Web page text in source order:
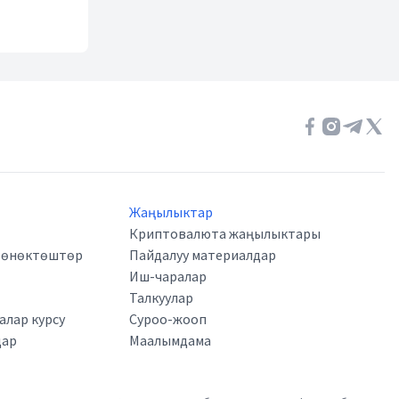
өнөктөштөр
курсу
Жаңылыктар
Криптовалюта жаңылыктары
Пайдалуу материалдар
Иш-чаралар
Талкуулар
Суроо-жооп
Маалымдама